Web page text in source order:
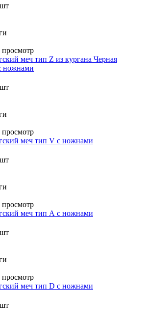
меч тип Z из кургана Черная
ножнами
меч тип V с ножнами
меч тип А с ножнами
меч тип D с ножнами